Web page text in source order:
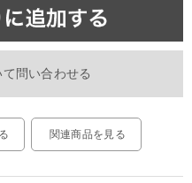
問い合わせる
関連商品を見る